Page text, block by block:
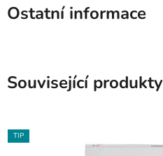
Ostatní informace
Související produkty
TIP